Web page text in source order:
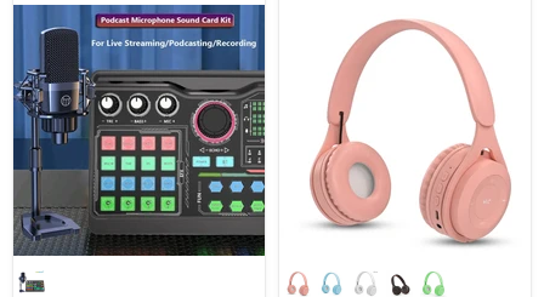
Zealsound
Professional
Podcast
Microphone
SoundCard
Kit
för
PC
Smartphone
dator
Vlogginspelning
Live
Streaming
YouTube
Bluetooth-
hörlurar
mikrofon
stereohörlurar
med
huvudband
spel